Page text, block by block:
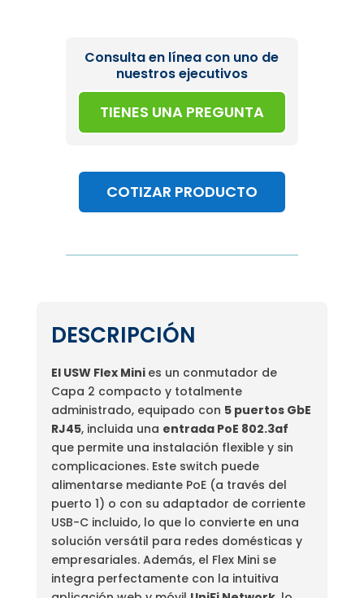
Consulta en línea con uno de
nuestros ejecutivos
TIENES UNA PREGUNTA
COTIZAR PRODUCTO
DESCRIPCIÓN
El USW Flex Mini es un conmutador de
Capa 2 compacto y totalmente
administrado, equipado con 5 puertos GbE
RJ45, incluida una entrada PoE 802.3af
que permite una instalación flexible y sin
complicaciones. Este switch puede
alimentarse mediante PoE (a través del
puerto 1) o con su adaptador de corriente
USB-C incluido, lo que lo convierte en una
solución versátil para redes domésticas y
empresariales. Además, el Flex Mini se
integra perfectamente con la intuitiva